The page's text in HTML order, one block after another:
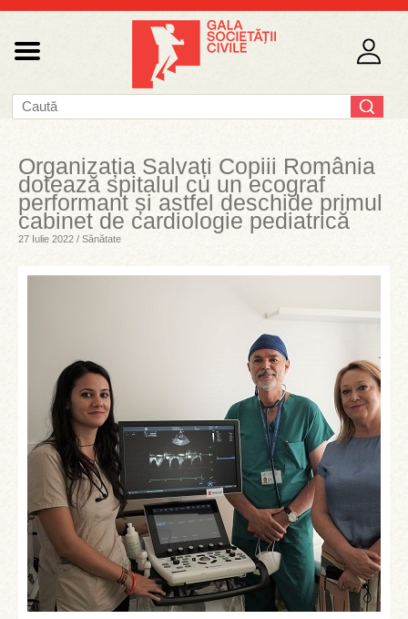
Organizația Salvați Copiii România
dotează spitalul cu un ecograf
performant și astfel deschide primul
cabinet de cardiologie pediatrică
27 Iulie 2022 / Sănătate